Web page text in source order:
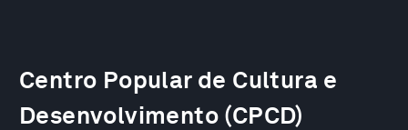
Centro Popular de Cultura e
Desenvolvimento (CPCD)